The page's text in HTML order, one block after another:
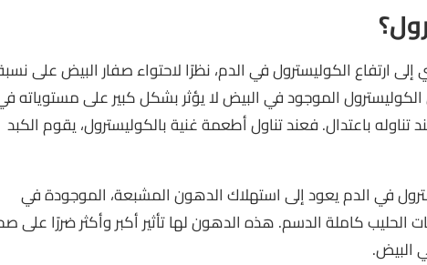
ارتفاع الكوليسترول في الدم، نظرًا لاحتواء صفار البيض على
الموجود في البيض لا يؤثر بشكل كبير على مستوياته
باعتدال. فعند تناول أطعمة غنية بالكوليسترول، يقوم الكبد
في الدم يعود إلى استهلاك الدهون المشبعة، الموجودة في
الحليب كاملة الدسم. هذه الدهون لها تأثير أكبر وأكثر ضررًا على
البيض.